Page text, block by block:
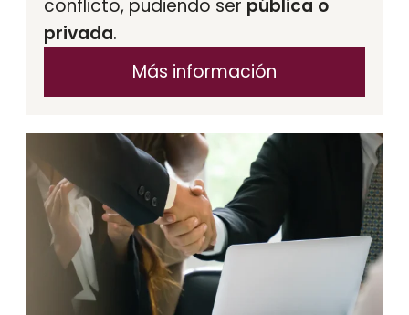
conflicto, pudiendo ser pública o
privada.
Más información